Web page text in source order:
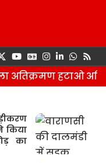
हटाओ
किया
का